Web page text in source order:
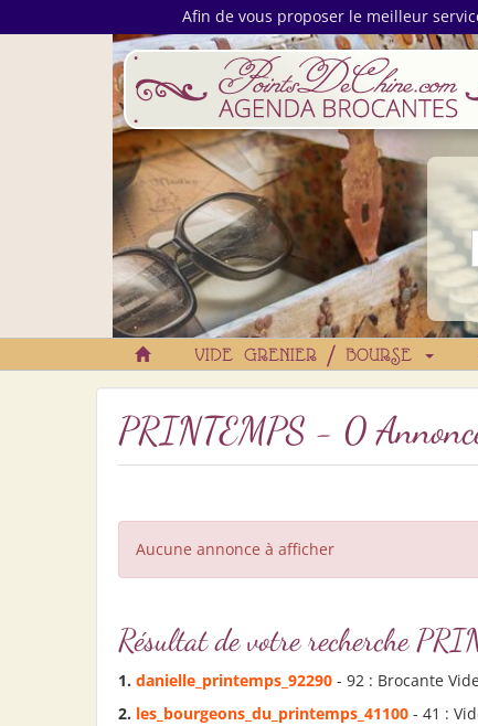
Afin de vous proposer le meilleur
VIDE GRENIER / BOURSE
PRINTEMPS - 0
Aucune annonce à afficher
Résultat de votre recherche
1. danielle_ printemps _92290 - 92 : Brocante
2. les_bourgeons_du_ printemps _41100 - 41 :